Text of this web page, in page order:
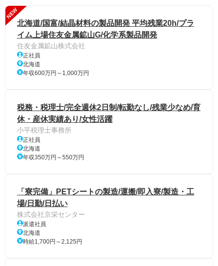
NEW
北海道/国富/結晶材料の製品開発 平均残業20h/プラ
イム上場住友金属鉱山G/化学系製品開発
住友金属鉱山株式会社
正社員
北海道
年収600万円～1,000万円
税務・税理士/完全週休2日制/転勤なし/残業少なめ/育
休・産休実績あり/女性活躍
小平税理士事務所
正社員
北海道
年収350万円～550万円
「寮完備」PETシートの製造/運搬/即入寮/製造・工
場/日勤/日払い
株式会社京栄センター
派遣社員
北海道
時給1,700円～2,125円